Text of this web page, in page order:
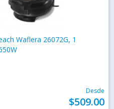
Waflera 26072G, 1
Desde
$509.00